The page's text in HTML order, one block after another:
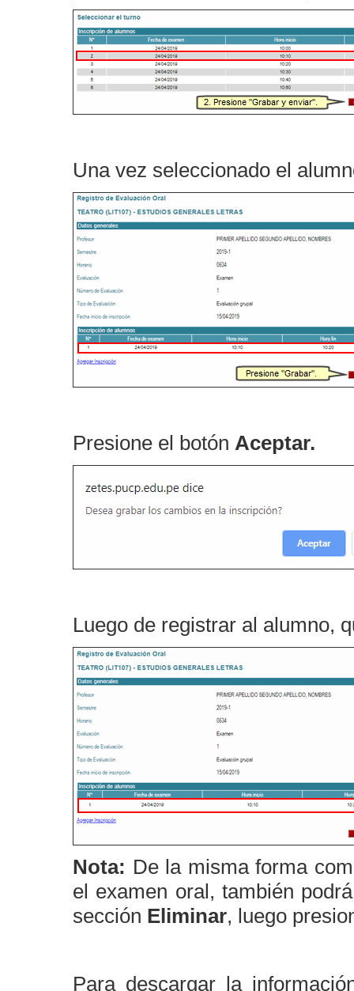
Una vez seleccionado el
Presione el botón Aceptar.
Luego de registrar al alumno,
Nota: De la misma forma
el examen oral, también
sección Eliminar, luego
Para descargar la